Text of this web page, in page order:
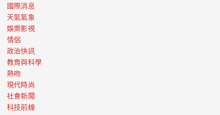
國際消息
天氣氣象
娛樂影視
情侶
政治快訊
教育與科學
熱吻
現代時尚
社會新聞
科技前線